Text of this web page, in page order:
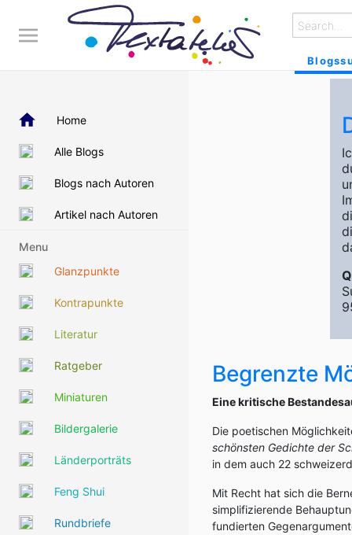
Home
Alle Blogs
Blogs nach Autoren
Artikel nach Autoren
Menu
Glanzpunkte
Kontrapunkte
Literatur
Ratgeber
Miniaturen
Bildergalerie
Länderporträts
Feng Shui
Rundbriefe
Begrenzte
Eine kritische
Die poetischen
schönsten Gedichte der
in dem auch 22
Mit Recht hat sich die
simplifizierende
fundierten